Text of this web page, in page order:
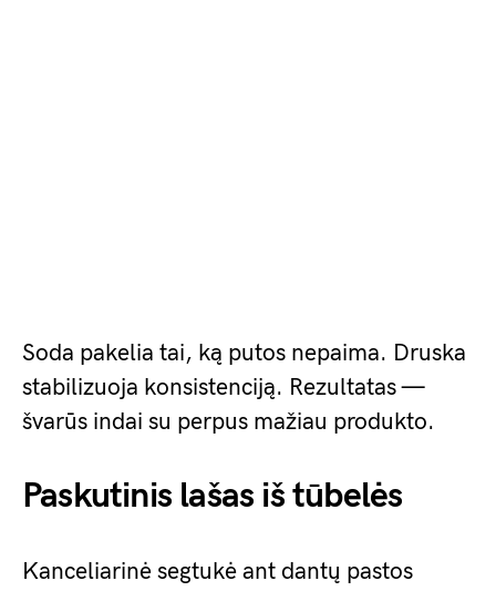
Soda pakelia tai, ką putos nepaima. Druska
stabilizuoja konsistenciją. Rezultatas —
švarūs indai su perpus mažiau produkto.
Paskutinis lašas iš tūbelės
Kanceliarinė segtukė ant dantų pastos